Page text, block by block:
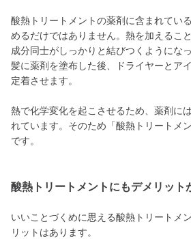
酸熱トリートメントの薬剤に含まれてい
めるだけではありません。熱を加えるこ
成分同士がしっかりと結びつくようにな
髪に薬剤を塗布した後、ドライヤーとア
定着させます。
熱で化学変化を起こさせるため、薬剤に
れています。そのため「酸熱トリートメ
です。
酸熱トリートメントにもデメリット
いいことづくめに思える酸熱トリートメ
リットはあります。